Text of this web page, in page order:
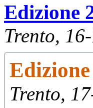
Edizione
Trento,
Trento,